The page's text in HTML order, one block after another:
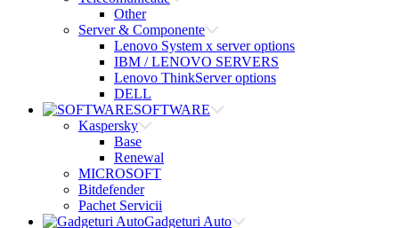
Other
Server & Componente
Lenovo System x server options
IBM / LENOVO SERVERS
Lenovo ThinkServer options
DELL
SOFTWARE
Kaspersky
Base
Renewal
MICROSOFT
Bitdefender
Pachet Servicii
Gadgeturi Auto